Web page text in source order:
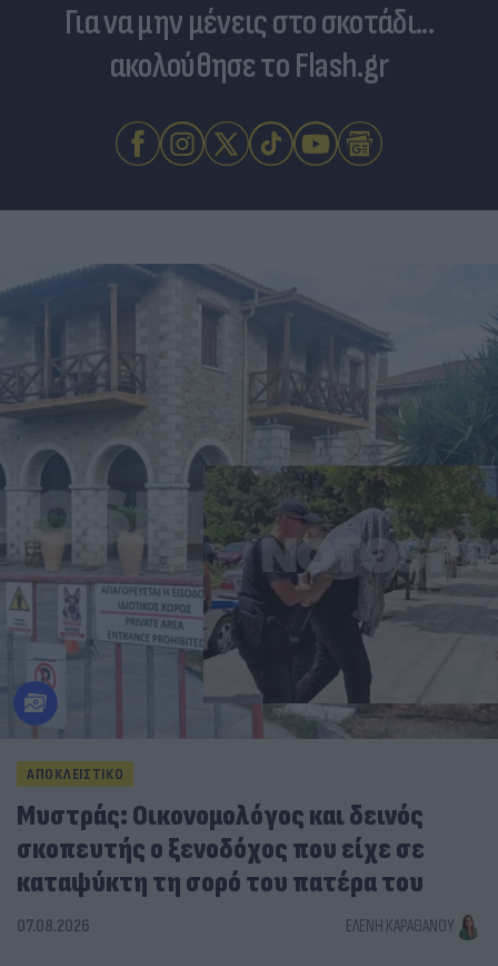
Για να μην μένεις στο σκοτάδι...
ακολούθησε το Flash.gr
ΑΠΟΚΛΕΙΣΤΙΚΟ
Μυστράς: Οικονομολόγος και δεινός
σκοπευτής ο ξενοδόχος που είχε σε
καταψύκτη τη σορό του πατέρα του
07.08.2026 ΕΛΈΝΗ ΚΑΡΑΘΆΝΟΥ